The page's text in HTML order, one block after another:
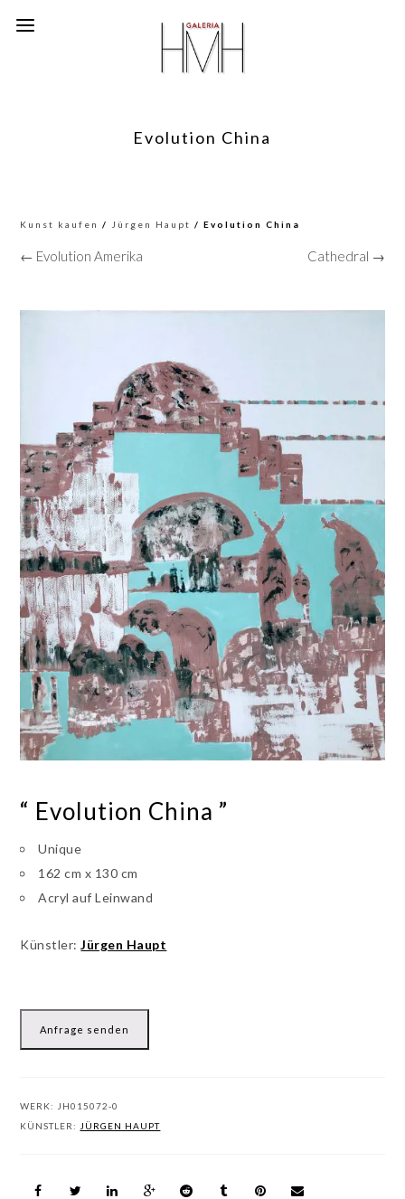
Evolution China
Kunst kaufen / Jürgen Haupt / Evolution China
← Evolution Amerika Cathedral →
“ Evolution China ”
Unique
162 cm x 130 cm
Acryl auf Leinwand
Künstler:Jürgen Haupt
Anfrage senden
WERK: JH015072-0
KÜNSTLER: JÜRGEN HAUPT